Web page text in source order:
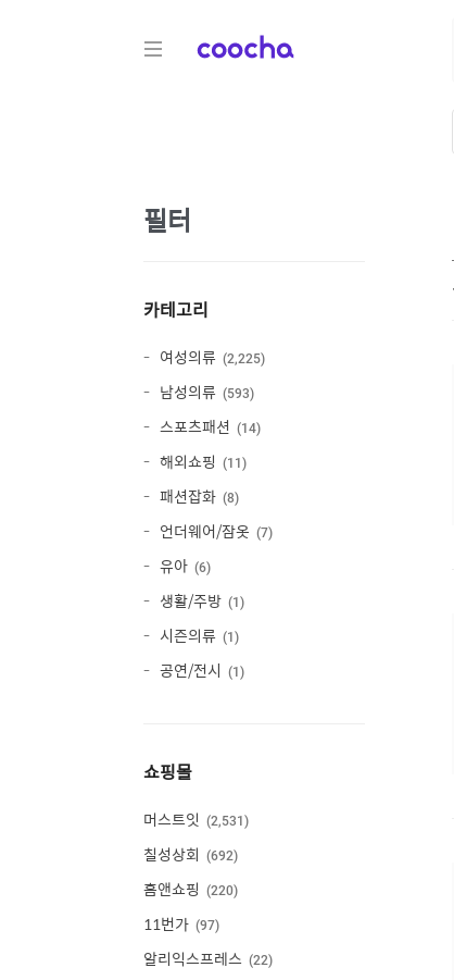
COOCHA
필터
카테고리
여성의류 2,225
남성의류 593
스포츠패션 14
해외쇼핑 11
패션잡화 8
언더웨어/잠옷 7
유아 6
생활/주방 1
시즌의류 1
공연/전시 1
쇼핑몰
머스트잇 2,531
칠성상회 692
홈앤쇼핑 220
11번가 97
알리익스프레스 22